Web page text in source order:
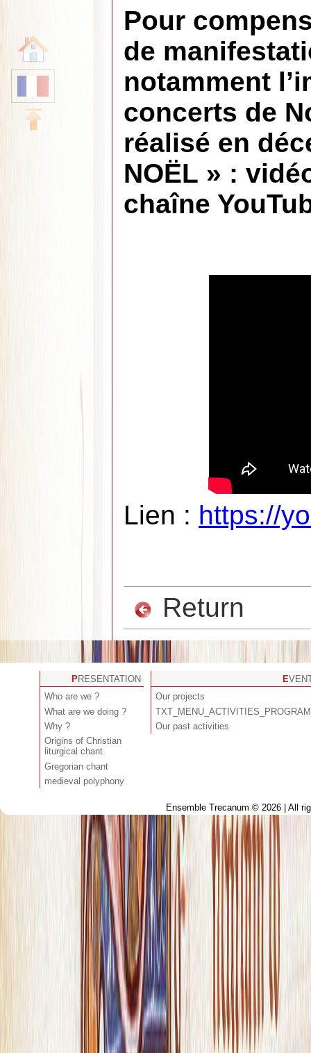
Pour
de
notamment
concerts de
réalisé en
NOËL » :
chaîne
Lien : https://
Return
PRESENTATION
Who are we ?
What are we doing ?
Why ?
Origins of Christian
liturgical chant
Gregorian chant
medieval polyphony
Our projects
Our past activities
Ensemble Trecanum © 2026 | All